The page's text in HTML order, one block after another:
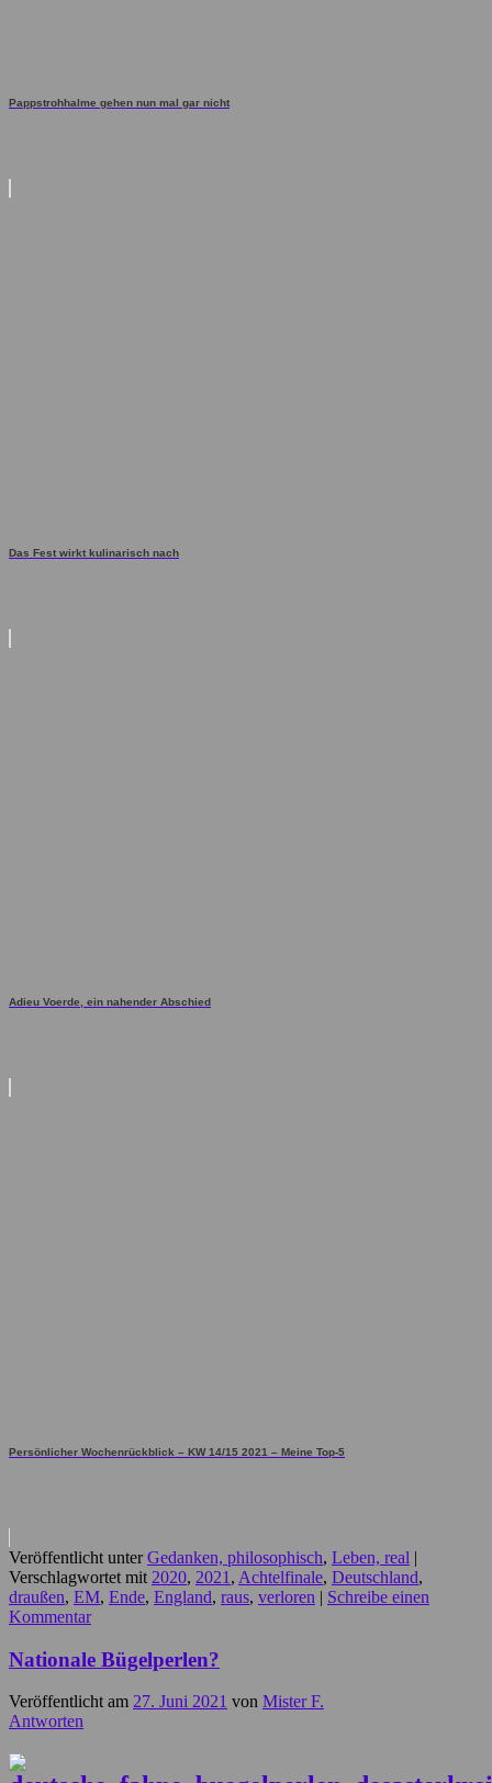
Pappstrohhalme gehen nun mal gar nicht
Das Fest wirkt kulinarisch nach
Adieu Voerde, ein nahender Abschied
Persönlicher Wochenrückblick – KW 14/15 2021 – Meine Top-5
Veröffentlicht unter Gedanken, philosophisch, Leben, real |
Verschlagwortet mit 2020, 2021 , Achtelfinale, Deutschland,
draußen, EM, Ende, England, raus, verloren | Schreibe einen
Kommentar
Nationale Bügelperlen?
Veröffentlicht am 27. Juni 2021 von Mister F.
Antworten